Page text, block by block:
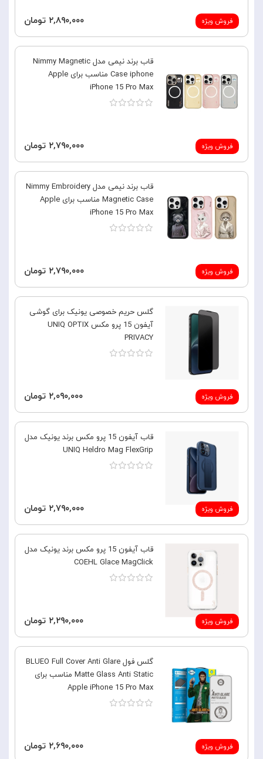
فروش ویژه ۲,۸۹۰,۰۰۰ تومان
فروش ویژه
قاب برند نیمی مدل Nimmy Magnetic
Case iphone مناسب برای Apple
iPhone 15 Pro Max
۲,۷۹۰,۰۰۰ تومان
فروش ویژه
قاب برند نیمی مدل Nimmy Embroidery
Magnetic Case مناسب برای Apple
iPhone 15 Pro Max
۲,۷۹۰,۰۰۰ تومان
فروش ویژه
گلس حریم خصوصی یونیک برای گوشی
آیفون 15 پرو مکس UNIQ OPTIX
PRIVACY
۲,۰۹۰,۰۰۰ تومان
فروش ویژه
قاب آیفون 15 پرو مکس برند یونیک مدل
UNIQ Heldro Mag FlexGrip
۲,۷۹۰,۰۰۰ تومان
فروش ویژه
قاب آیفون 15 پرو مکس برند یونیک مدل
COEHL Glace MagClick
۲,۲۹۰,۰۰۰ تومان
فروش ویژه
گلس فول BLUEO Full Cover Anti Glare
Matte Glass Anti Static مناسب برای
Apple iPhone 15 Pro Max
۲,۶۹۰,۰۰۰ تومان